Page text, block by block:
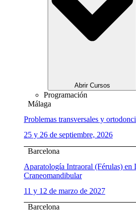
Abrir Cursos
Programación
Málaga
Problemas transversales y
25 y 26 de septiembre, 2026
Barcelona
Aparatología Intraoral (Férulas) en
Craneomandibular
11 y 12 de marzo de 2027
Barcelona